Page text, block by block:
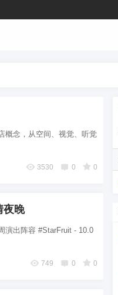
概念，从空间、视觉、听觉
3530 0 0
夜晚
演出阵容 #StarFruit - 10.0
749 0 0